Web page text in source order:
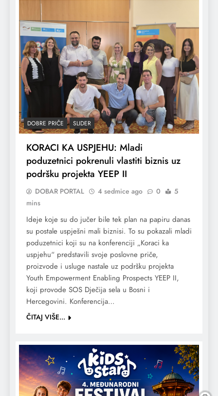
DOBRE PRIČE SLIDER
KORACI KA USPJEHU: Mladi
poduzetnici pokrenuli vlastiti biznis uz
podršku projekta YEEP II
DOBAR PORTAL 4 sedmice ago 0
5
mins
Ideje koje su do jučer bile tek plan na papiru danas
su postale uspješni mali biznisi. To su pokazali mladi
poduzetnici koji su na konferenciji „Koraci ka
uspjehu“ predstavili svoje poslovne priče,
proizvode i usluge nastale uz podršku projekta
Youth Empowerment Enabling Prospects YEEP II,
koji provode SOS Dječija sela u Bosni i
Hercegovini. Konferencija…
ČITAJ VIŠE...